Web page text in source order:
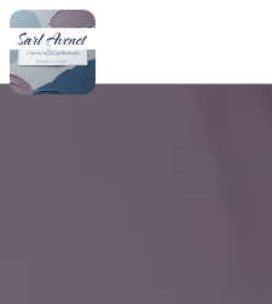
Panneau de gestion des cookies